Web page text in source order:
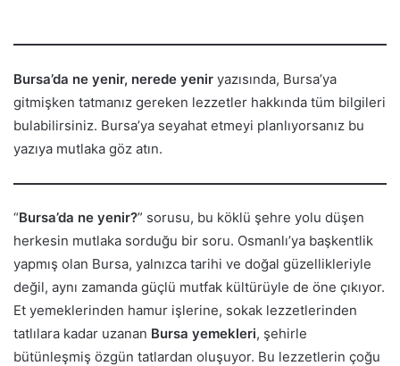
Bursa’da ne yenir, nerede yenir yazısında, Bursa’ya
gitmişken tatmanız gereken lezzetler hakkında tüm bilgileri
bulabilirsiniz. Bursa’ya seyahat etmeyi planlıyorsanız bu
yazıya mutlaka göz atın.
“Bursa’da ne yenir?” sorusu, bu köklü şehre yolu düşen
herkesin mutlaka sorduğu bir soru. Osmanlı’ya başkentlik
yapmış olan Bursa, yalnızca tarihi ve doğal güzellikleriyle
değil, aynı zamanda güçlü mutfak kültürüyle de öne çıkıyor.
Et yemeklerinden hamur işlerine, sokak lezzetlerinden
tatlılara kadar uzanan Bursa yemekleri, şehirle
bütünleşmiş özgün tatlardan oluşuyor. Bu lezzetlerin çoğu